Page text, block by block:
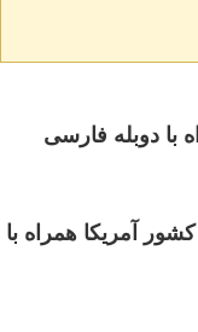
انیمیشن ترول ها (trolls) – تولید 2016 کشور آمریکا همراه با